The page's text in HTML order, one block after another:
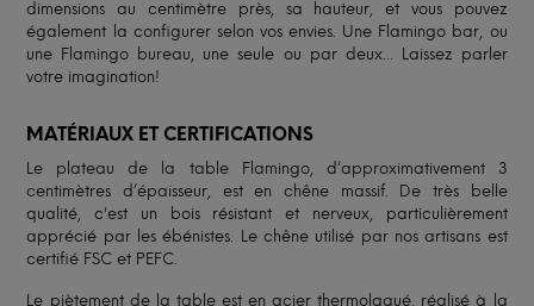
dimensions au centimètre près, sa hauteur, et vous pouvez
également la configurer selon vos envies. Une Flamingo bar, ou
une Flamingo bureau, une seule ou par deux... Laissez parler
votre imagination!
MATÉRIAUX ET CERTIFICATIONS
Le plateau de la table Flamingo, d’approximativement 3
centimètres d’épaisseur, est en chêne massif. De très belle
qualité, c'est un bois résistant et nerveux, particulièrement
apprécié par les ébénistes. Le chêne utilisé par nos artisans est
certifié FSC et PEFC.
Le piètement de la table est en acier thermolaqué, réalisé à la